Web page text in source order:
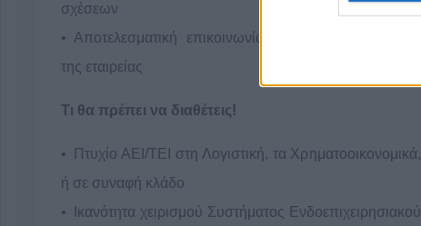
σχέσεων
Αποτελεσματική επικοινωνία μεταξύ των τμημάτων
της εταιρείας
Τι θα πρέπει να διαθέτεις!
Πτυχίο ΑΕΙ/ΤΕΙ στη Λογιστική, τα Χρηματοοικονομικά,
ή σε συναφή κλάδο
Ικανότητα χειρισμού Συστήματος Ενδοεπιχειρησιακού